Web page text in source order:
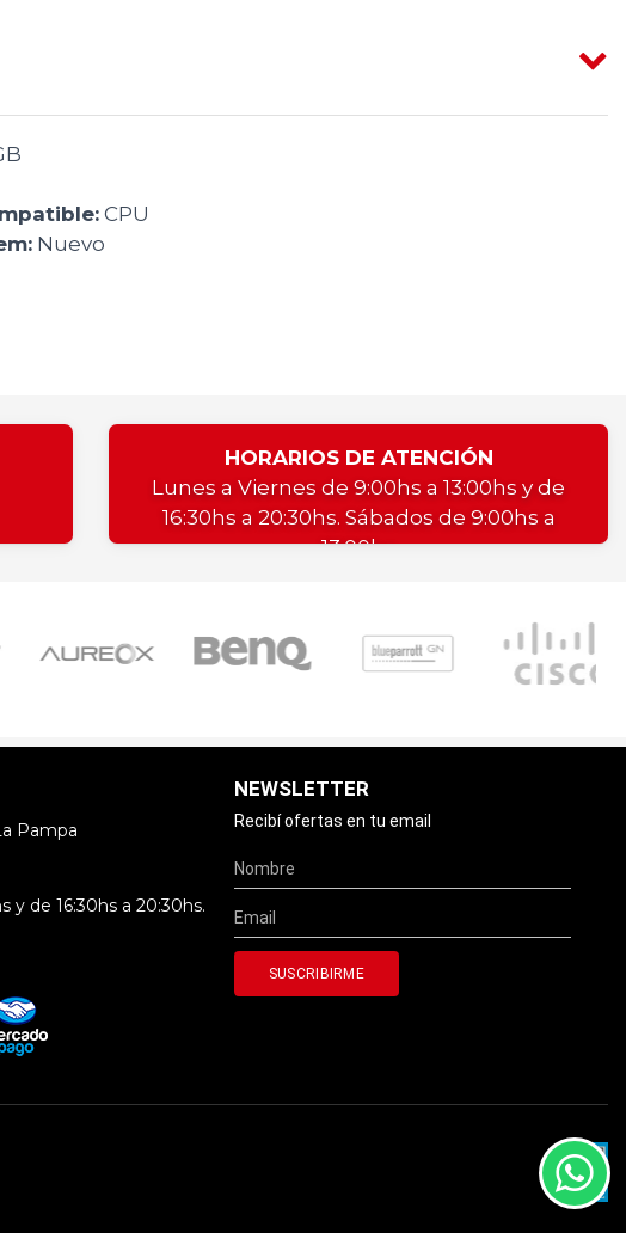
CPU
Nuevo
HORARIOS DE ATENCIÓN
Lunes a Viernes de 9:00hs a 13:00hs y de
16:30hs a 20:30hs. Sábados de 9:00hs a
13:00hs
Pampa
y de 16:30hs a 20:30hs.
NEWSLETTER
Recibí ofertas en tu email